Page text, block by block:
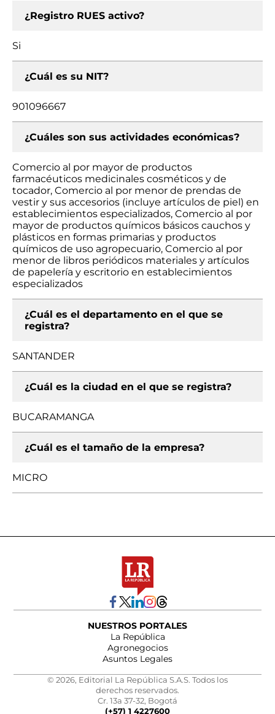
¿Registro RUES activo?
Si
¿Cuál es su NIT?
901096667
¿Cuáles son sus actividades económicas?
Comercio al por mayor de productos
farmacéuticos medicinales cosméticos y de
tocador, Comercio al por menor de prendas de
vestir y sus accesorios (incluye artículos de piel) en
establecimientos especializados, Comercio al por
mayor de productos químicos básicos cauchos y
plásticos en formas primarias y productos
químicos de uso agropecuario, Comercio al por
menor de libros periódicos materiales y artículos
de papelería y escritorio en establecimientos
especializados
¿Cuál es el departamento en el que se
registra?
SANTANDER
¿Cuál es la ciudad en el que se registra?
BUCARAMANGA
¿Cuál es el tamaño de la empresa?
MICRO
NUESTROS PORTALES
La República
Agronegocios
Asuntos Legales
© 2026, Editorial La República S.A.S. Todos los
derechos reservados.
Cr. 13a 37-32, Bogotá
(+57) 1 4227600